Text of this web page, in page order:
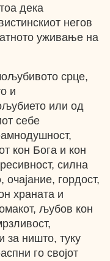
дека
негов
уживање на
срце,
и
или од
себе
кон Бога и кон
силна
гордост,
храната и
љубов кон
за ништо, туку
го својот